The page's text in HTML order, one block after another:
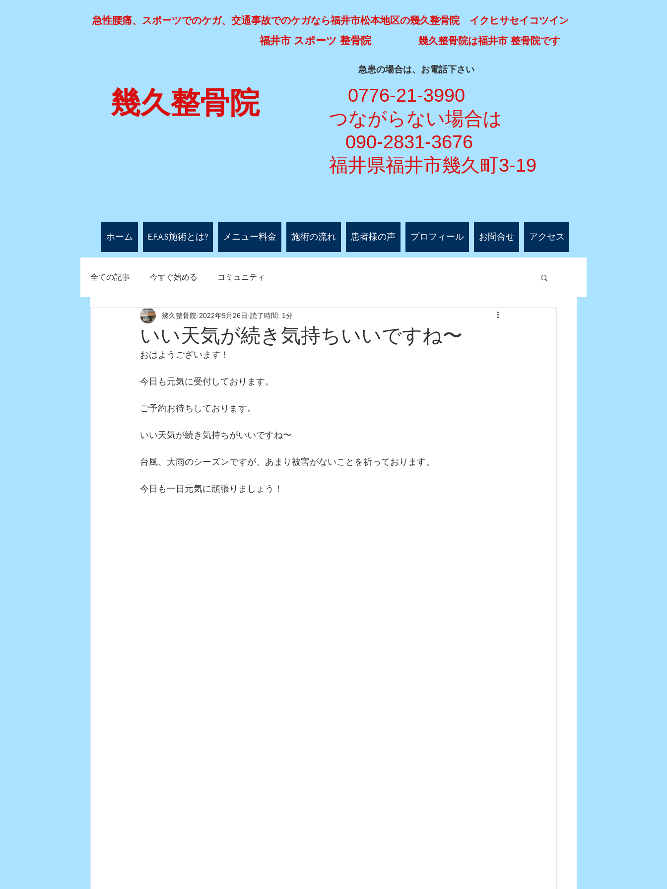
急性腰痛、スポーツでのケガ、交通事故でのケガなら福井市松本地区の幾久整骨院 イクヒサセイコツイン
幾久整骨院は福井市 整骨院です
福井市 スポーツ 整骨院
​急患の場合は、お電話下さい
幾久整骨院
​ 0776-21-3990
​つながらない場合は
090-2831-3676
福井県福井市幾久町3-19
ホーム E.F.A.S施術とは? メニュー料金 施術の流れ 患者様の声 プロフィール お問合せ アクセス
全ての記事 今すぐ始める コミュニティ
いい天気が続き気持ちいいですね〜
幾久整骨院 2022年9月26日 読了時間: 1分
おはようございます！
今日も元気に受付しております。
ご予約お待ちしております。
いい天気が続き気持ちがいいですね〜
台風、大雨のシーズンですが、あまり被害がないことを祈っております。
今日も一日元気に頑張りましょう！